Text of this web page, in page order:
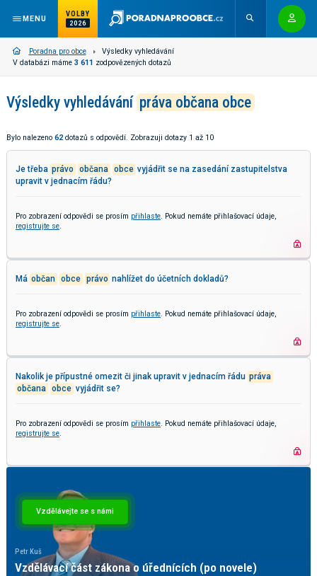
MENU
VOLBY
2026
Poradna pro obce
Výsledky vyhledávání
V databázi máme 3 611 zodpovězených dotazů
Výsledky vyhledávání práva občana obce
Bylo nalezeno 62dotazů s odpovědí. Zobrazuji dotazy 1 až 10
Je třeba právo občana obce vyjádřit se na zasedání zastupitelstva
upravit v jednacím řádu?
Pro zobrazení odpovědi se prosím přihlaste. Pokud nemáte přihlašovací údaje,
registrujte se.
Má občan obce právo nahlížet do účetních dokladů?
Pro zobrazení odpovědi se prosím přihlaste. Pokud nemáte přihlašovací údaje,
registrujte se.
Nakolik je přípustné omezit či jinak upravit v jednacím řádu práva
občana obce vyjádřit se?
Pro zobrazení odpovědi se prosím přihlaste. Pokud nemáte přihlašovací údaje,
registrujte se.
Kuš
část zákona o úřednících (po novele)
Vzdělávejte se s námi